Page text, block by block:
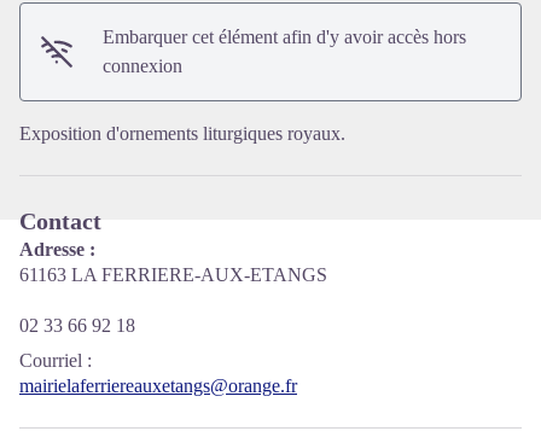
Voir l'image en plein écran
Embarquer cet élément afin d'y avoir accès hors
connexion
Exposition d'ornements liturgiques royaux.
Contact
Adresse :
61163 LA FERRIERE-AUX-ETANGS
02 33 66 92 18
Courriel :
mairielaferriereauxetangs@orange.fr